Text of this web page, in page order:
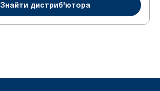
Знайти дистриб'ютора